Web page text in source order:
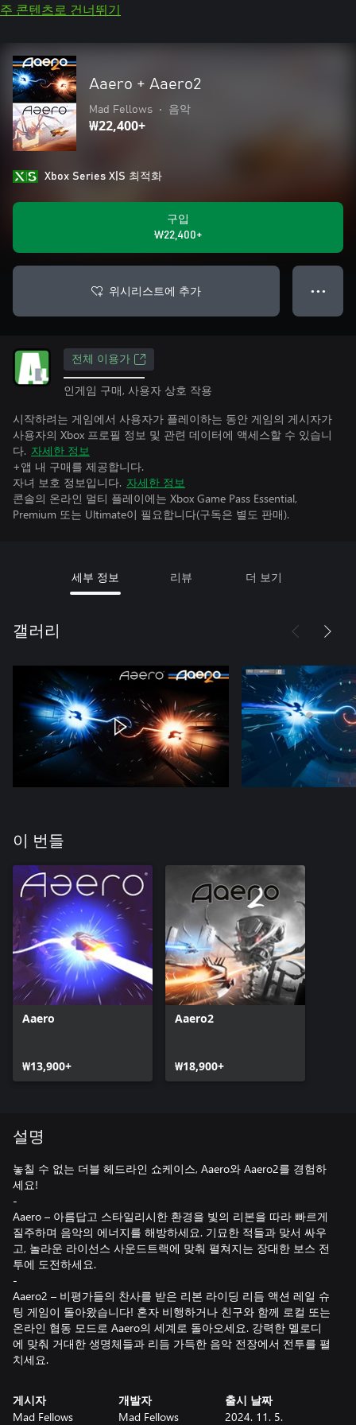
주 콘텐츠로 건너뛰기
Aaero + Aaero2
Mad Fellows • 음악
₩22,400+
Xbox Series X|S 최적화
구입
₩22,400+
위시리스트에 추가 ● ● ●
전체 이용가
인게임 구매, 사용자 상호 작용
시작하려는 게임에서 사용자가 플레이하는 동안 게임의 게시자가
사용자의 Xbox 프로필 정보 및 관련 데이터에 액세스할 수 있습니
다. 자세한 정보
+앱 내 구매를 제공합니다.
자녀 보호 정보입니다. 자세한 정보
콘솔의 온라인 멀티 플레이에는 Xbox Game Pass Essential,
Premium 또는 Ultimate이 필요합니다(구독은 별도 판매).
세부 정보 리뷰 더 보기
갤러리
이 번들
Aaero
₩13,900+
Aaero2
₩18,900+
설명
놓칠 수 없는 더블 헤드라인 쇼케이스, Aaero와 Aaero2를 경험하
세요!
-
Aaero – 아름답고 스타일리시한 환경을 빛의 리본을 따라 빠르게
질주하며 음악의 에너지를 해방하세요. 기묘한 적들과 맞서 싸우
고, 놀라운 라이선스 사운드트랙에 맞춰 펼쳐지는 장대한 보스 전
투에 도전하세요.
-
Aaero2 – 비평가들의 찬사를 받은 리본 라이딩 리듬 액션 레일 슈
팅 게임이 돌아왔습니다! 혼자 비행하거나 친구와 함께 로컬 또는
온라인 협동 모드로 Aaero의 세계로 돌아오세요. 강력한 멜로디
에 맞춰 거대한 생명체들과 리듬 가득한 음악 전장에서 전투를 펼
치세요.
게시자
Mad Fellows
개발자
Mad Fellows
출시 날짜
2024. 11. 5.